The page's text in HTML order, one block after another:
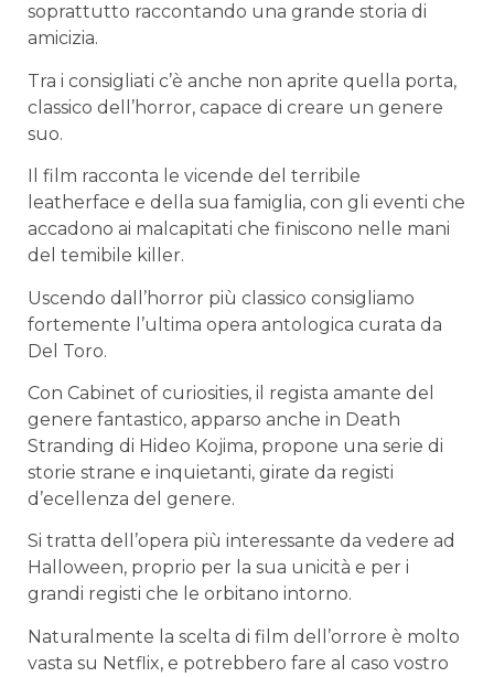
soprattutto raccontando una grande storia di
amicizia.
Tra i consigliati c’è anche non aprite quella porta,
classico dell’horror, capace di creare un genere
suo.
Il film racconta le vicende del terribile
leatherface e della sua famiglia, con gli eventi che
accadono ai malcapitati che finiscono nelle mani
del temibile killer.
Uscendo dall’horror più classico consigliamo
fortemente l’ultima opera antologica curata da
Del Toro.
Con Cabinet of curiosities, il regista amante del
genere fantastico, apparso anche in Death
Stranding di Hideo Kojima, propone una serie di
storie strane e inquietanti, girate da registi
d’ecellenza del genere.
Si tratta dell’opera più interessante da vedere ad
Halloween, proprio per la sua unicità e per i
grandi registi che le orbitano intorno.
Naturalmente la scelta di film dell’orrore è molto
vasta su Netflix, e potrebbero fare al caso vostro